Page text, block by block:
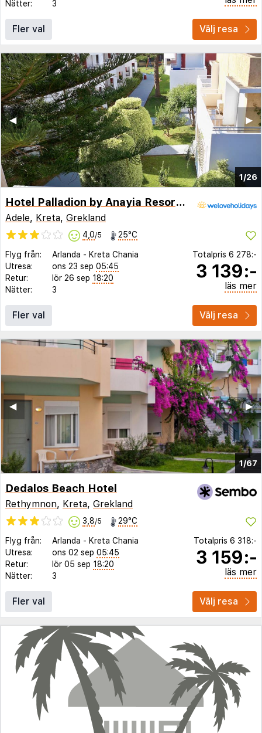
Nätter:
3
Fler val Välj resa
1/26
▶︎
◀︎
Hotel Palladion by Anayia Resorts
Adele, Kreta, Grekland
4,0/5 25°C
Flyg från: Arlanda - Kreta Chania
Utresa:
ons 23 sep 05:45
Retur:
lör 26 sep 18:20
Nätter:
3
Totalpris 6 278:-
3 139:-
läs mer
Fler val Välj resa
1/67
▶︎
◀︎
Dedalos Beach Hotel
Rethymnon, Kreta, Grekland
3,8/5 29°C
Flyg från: Arlanda - Kreta Chania
Utresa:
ons 02 sep 05:45
Retur:
lör 05 sep 18:20
Nätter:
3
Totalpris 6 318:-
3 159:-
läs mer
Fler val Välj resa